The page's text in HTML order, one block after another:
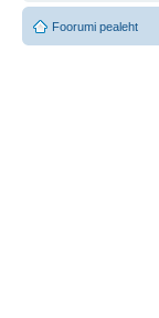
Foorumi pealeht